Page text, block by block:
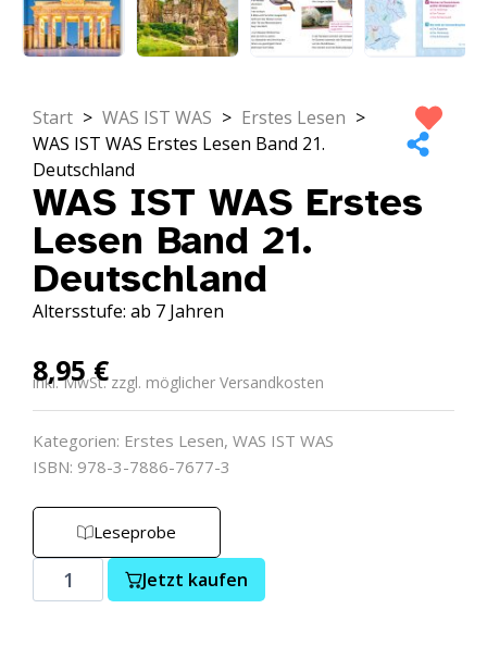
Start > WAS IST WAS > Erstes Lesen >
WAS IST WAS Erstes Lesen Band 21.
Deutschland
WAS IST WAS Erstes
Lesen Band 21.
Deutschland
Altersstufe: ab 7 Jahren
8,95€
inkl. MwSt. zzgl. möglicher Versandkosten
Kategorien: Erstes Lesen, WAS IST WAS
ISBN: 978-3-7886-7677-3
Leseprobe
Jetzt kaufen